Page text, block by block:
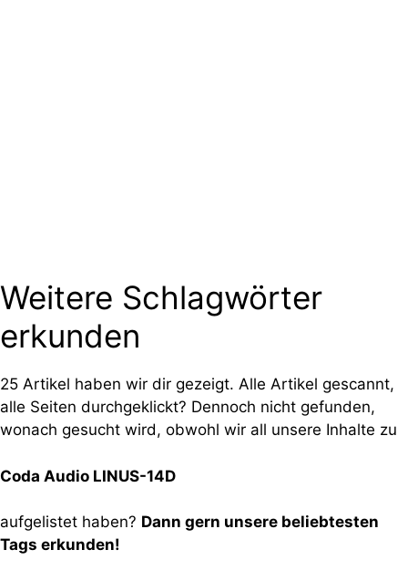
Weitere Schlagwörter
erkunden
25 Artikel haben wir dir gezeigt. Alle Artikel gescannt,
alle Seiten durchgeklickt? Dennoch nicht gefunden,
wonach gesucht wird, obwohl wir all unsere Inhalte zu
Coda Audio LINUS-14D
aufgelistet haben? Dann gern unsere beliebtesten
Tags erkunden!